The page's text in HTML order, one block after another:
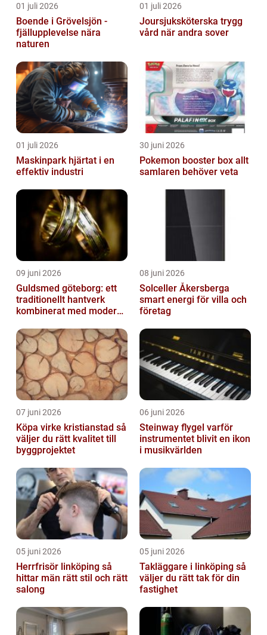
01 juli 2026
Boende i Grövelsjön -
fjällupplevelse nära
naturen
01 juli 2026
Joursjuksköterska trygg
vård när andra sover
01 juli 2026
Maskinpark hjärtat i en
effektiv industri
30 juni 2026
Pokemon booster box allt
samlaren behöver veta
09 juni 2026
Guldsmed göteborg: ett
traditionellt hantverk
kombinerat med modern
08 juni 2026
Solceller Åkersberga
smart energi för villa och
företag
07 juni 2026
Köpa virke kristianstad så
väljer du rätt kvalitet till
byggprojektet
06 juni 2026
Steinway flygel varför
instrumentet blivit en ikon
i musikvärlden
05 juni 2026
Herrfrisör linköping så
hittar män rätt stil och rätt
salong
05 juni 2026
Takläggare i linköping så
väljer du rätt tak för din
fastighet